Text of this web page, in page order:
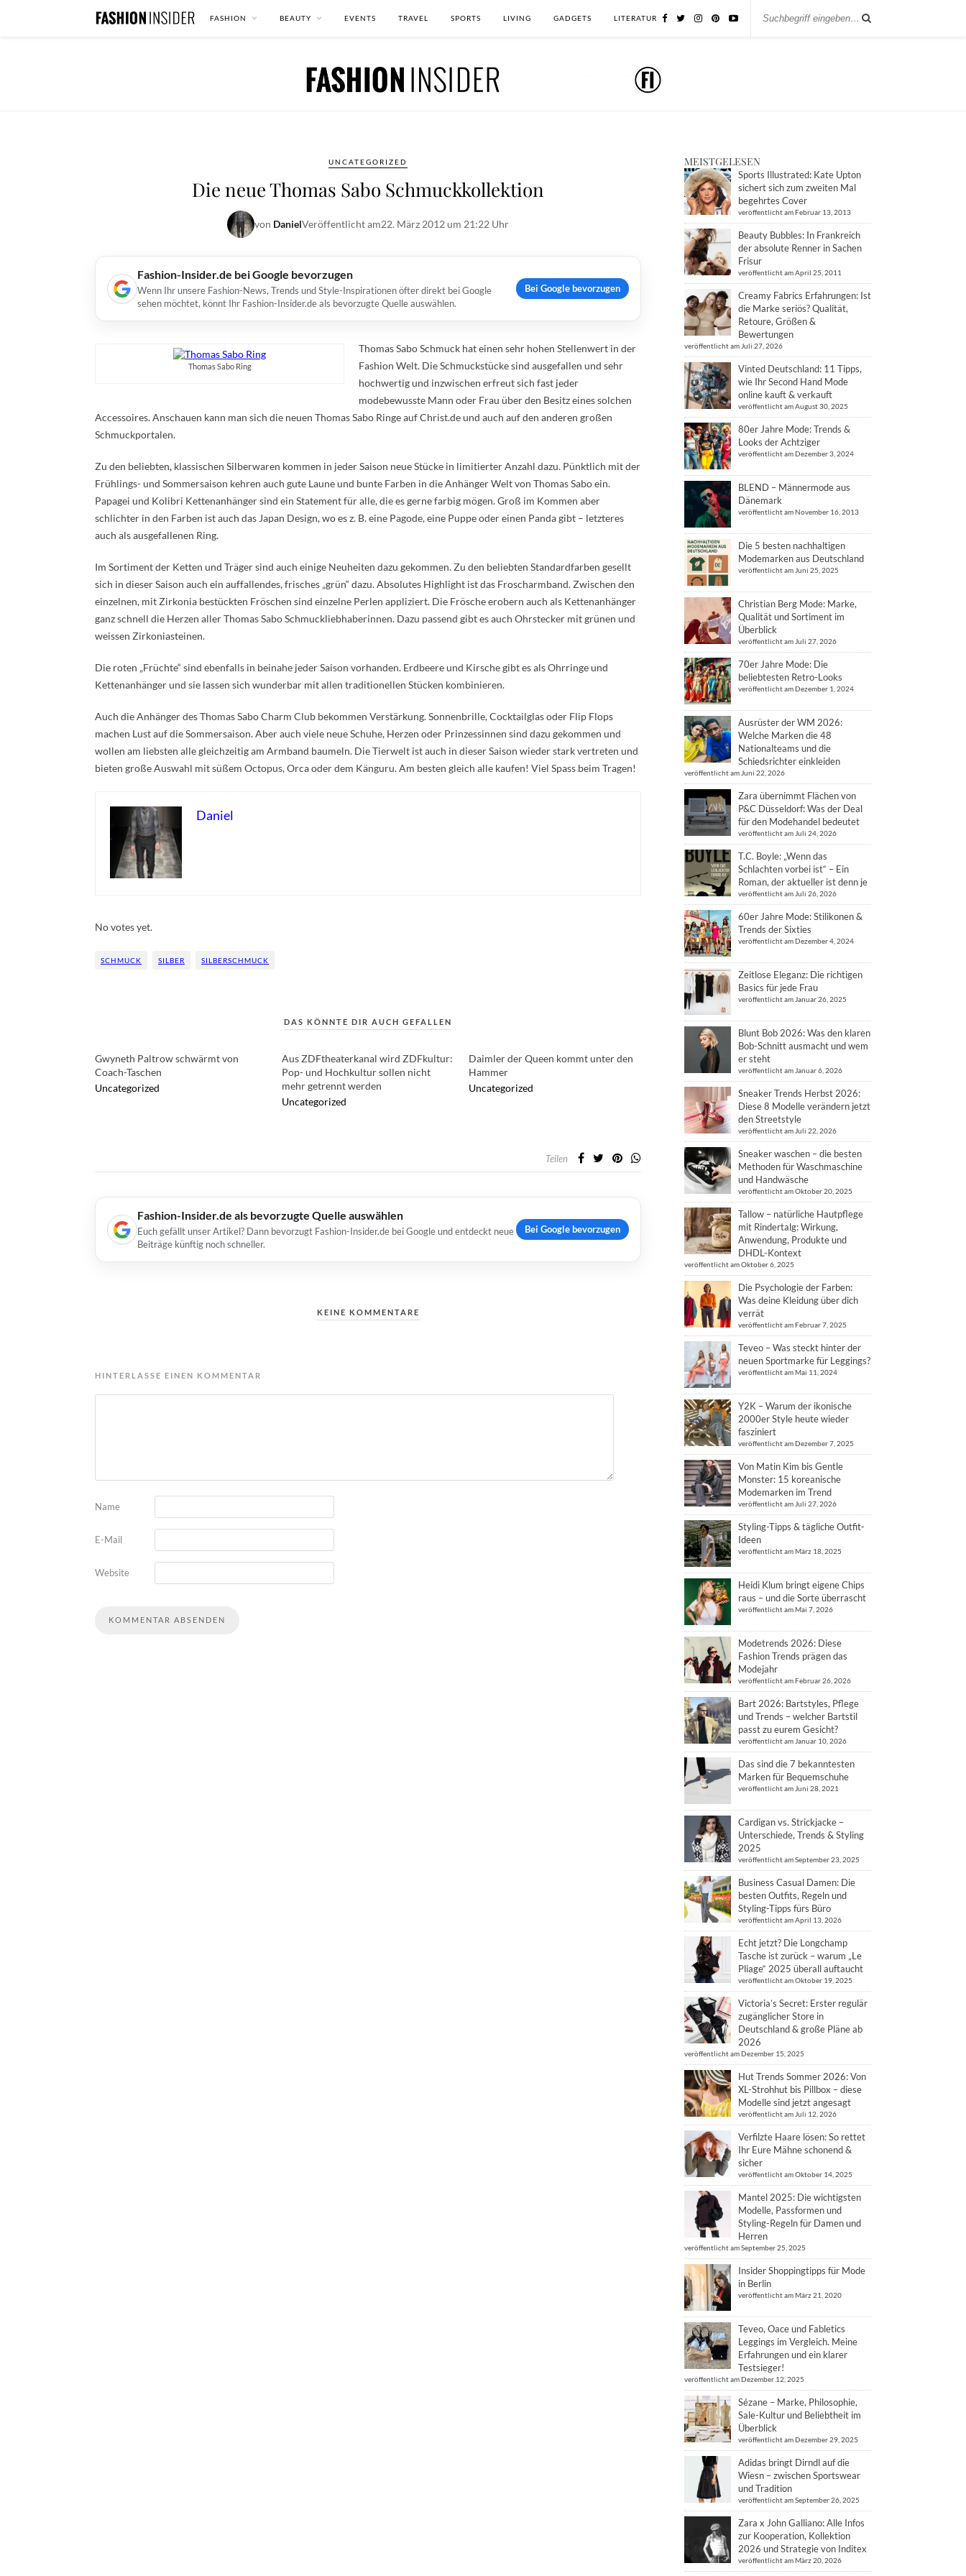
FASHION BEAUTY EVENTS TRAVEL SPORTS LIVING GADGETS LITERATUR
UNCATEGORIZED
Die neue Thomas Sabo Schmuckkollektion
von DanielVeröffentlicht am22. März 2012 um 21:22 Uhr
Fashion-Insider.de bei Google bevorzugen
Wenn Ihr unsere Fashion-News, Trends und Style-Inspirationen öfter direkt bei Google
sehen möchtet, könnt Ihr Fashion-Insider.de als bevorzugte Quelle auswählen.
Bei Google bevorzugen
Thomas Sabo Ring
Thomas Sabo Schmuck hat einen sehr hohen Stellenwert in der
Fashion Welt. Die Schmuckstücke sind ausgefallen und sehr
hochwertig und inzwischen erfreut sich fast jeder
modebewusste Mann oder Frau über den Besitz eines solchen
Accessoires. Anschauen kann man sich die neuen Thomas Sabo Ringe auf Christ.de und auch auf den anderen großen
Schmuckportalen.
Zu den beliebten, klassischen Silberwaren kommen in jeder Saison neue Stücke in limitierter Anzahl dazu. Pünktlich mit der
Frühlings- und Sommersaison kehren auch gute Laune und bunte Farben in die Anhänger Welt von Thomas Sabo ein.
Papagei und Kolibri Kettenanhänger sind ein Statement für alle, die es gerne farbig mögen. Groß im Kommen aber
schlichter in den Farben ist auch das Japan Design, wo es z. B. eine Pagode, eine Puppe oder einen Panda gibt – letzteres
auch als ausgefallenen Ring.
Im Sortiment der Ketten und Träger sind auch einige Neuheiten dazu gekommen. Zu den beliebten Standardfarben gesellt
sich in dieser Saison auch ein auffallendes, frisches „grün“ dazu. Absolutes Highlight ist das Froscharmband. Zwischen den
einzelnen, mit Zirkonia bestückten Fröschen sind einzelne Perlen appliziert. Die Frösche erobern auch als Kettenanhänger
ganz schnell die Herzen aller Thomas Sabo Schmuckliebhaberinnen. Dazu passend gibt es auch Ohrstecker mit grünen und
weissen Zirkoniasteinen.
Die roten „Früchte“ sind ebenfalls in beinahe jeder Saison vorhanden. Erdbeere und Kirsche gibt es als Ohrringe und
Kettenanhänger und sie lassen sich wunderbar mit allen traditionellen Stücken kombinieren.
Auch die Anhänger des Thomas Sabo Charm Club bekommen Verstärkung. Sonnenbrille, Cocktailglas oder Flip Flops
machen Lust auf die Sommersaison. Aber auch viele neue Schuhe, Herzen oder Prinzessinnen sind dazu gekommen und
wollen am liebsten alle gleichzeitig am Armband baumeln. Die Tierwelt ist auch in dieser Saison wieder stark vertreten und
bieten große Auswahl mit süßem Octopus, Orca oder dem Känguru. Am besten gleich alle kaufen! Viel Spass beim Tragen!
Daniel
No votes yet.
SCHMUCK SILBER SILBERSCHMUCK
DAS KÖNNTE DIR AUCH GEFALLEN
Gwyneth Paltrow schwärmt von
Coach-Taschen
Uncategorized
Aus ZDFtheaterkanal wird ZDFkultur:
Pop- und Hochkultur sollen nicht
mehr getrennt werden
Uncategorized
Daimler der Queen kommt unter den
Hammer
Uncategorized
Teilen
Fashion-Insider.de als bevorzugte Quelle auswählen
Euch gefällt unser Artikel? Dann bevorzugt Fashion-Insider.de bei Google und entdeckt neue
Beiträge künftig noch schneller.
Bei Google bevorzugen
KEINE KOMMENTARE
HINTERLASSE EINEN KOMMENTAR
Name
E-Mail
Website
MEISTGELESEN
Sports Illustrated: Kate Upton
sichert sich zum zweiten Mal
begehrtes Cover
veröffentlicht am Februar 13, 2013
Beauty Bubbles: In Frankreich
der absolute Renner in Sachen
Frisur
veröffentlicht am April 25, 2011
Creamy Fabrics Erfahrungen: Ist
die Marke seriös? Qualität,
Retoure, Größen &
Bewertungen
veröffentlicht am Juli 27, 2026
Vinted Deutschland: 11 Tipps,
wie Ihr Second Hand Mode
online kauft & verkauft
veröffentlicht am August 30, 2025
80er Jahre Mode: Trends &
Looks der Achtziger
veröffentlicht am Dezember 3, 2024
BLEND – Männermode aus
Dänemark
veröffentlicht am November 16, 2013
Die 5 besten nachhaltigen
Modemarken aus Deutschland
veröffentlicht am Juni 25, 2025
Christian Berg Mode: Marke,
Qualität und Sortiment im
Überblick
veröffentlicht am Juli 27, 2026
70er Jahre Mode: Die
beliebtesten Retro-Looks
veröffentlicht am Dezember 1, 2024
Ausrüster der WM 2026:
Welche Marken die 48
Nationalteams und die
Schiedsrichter einkleiden
veröffentlicht am Juni 22, 2026
Zara übernimmt Flächen von
P&C Düsseldorf: Was der Deal
für den Modehandel bedeutet
veröffentlicht am Juli 24, 2026
T.C. Boyle: „Wenn das
Schlachten vorbei ist“ – Ein
Roman, der aktueller ist denn je
veröffentlicht am Juli 26, 2026
60er Jahre Mode: Stilikonen &
Trends der Sixties
veröffentlicht am Dezember 4, 2024
Zeitlose Eleganz: Die richtigen
Basics für jede Frau
veröffentlicht am Januar 26, 2025
Blunt Bob 2026: Was den klaren
Bob-Schnitt ausmacht und wem
er steht
veröffentlicht am Januar 6, 2026
Sneaker Trends Herbst 2026:
Diese 8 Modelle verändern jetzt
den Streetstyle
veröffentlicht am Juli 22, 2026
Sneaker waschen – die besten
Methoden für Waschmaschine
und Handwäsche
veröffentlicht am Oktober 20, 2025
Tallow – natürliche Hautpflege
mit Rindertalg: Wirkung,
Anwendung, Produkte und
DHDL-Kontext
veröffentlicht am Oktober 6, 2025
Die Psychologie der Farben:
Was deine Kleidung über dich
verrät
veröffentlicht am Februar 7, 2025
Teveo – Was steckt hinter der
neuen Sportmarke für Leggings?
veröffentlicht am Mai 11, 2024
Y2K – Warum der ikonische
2000er Style heute wieder
fasziniert
veröffentlicht am Dezember 7, 2025
Von Matin Kim bis Gentle
Monster: 15 koreanische
Modemarken im Trend
veröffentlicht am Juli 27, 2026
Styling-Tipps & tägliche Outfit-
Ideen
veröffentlicht am März 18, 2025
Heidi Klum bringt eigene Chips
raus – und die Sorte überrascht
veröffentlicht am Mai 7, 2026
Modetrends 2026: Diese
Fashion Trends prägen das
Modejahr
veröffentlicht am Februar 26, 2026
Bart 2026: Bartstyles, Pflege
und Trends – welcher Bartstil
passt zu eurem Gesicht?
veröffentlicht am Januar 10, 2026
Das sind die 7 bekanntesten
Marken für Bequemschuhe
veröffentlicht am Juni 28, 2021
Cardigan vs. Strickjacke –
Unterschiede, Trends & Styling
2025
veröffentlicht am September 23, 2025
Business Casual Damen: Die
besten Outfits, Regeln und
Styling-Tipps fürs Büro
veröffentlicht am April 13, 2026
Echt jetzt? Die Longchamp
Tasche ist zurück – warum „Le
Pliage“ 2025 überall auftaucht
veröffentlicht am Oktober 19, 2025
Victoria’s Secret: Erster regulär
zugänglicher Store in
Deutschland & große Pläne ab
2026
veröffentlicht am Dezember 15, 2025
Hut Trends Sommer 2026: Von
XL-Strohhut bis Pillbox – diese
Modelle sind jetzt angesagt
veröffentlicht am Juli 12, 2026
Verfilzte Haare lösen: So rettet
Ihr Eure Mähne schonend &
sicher
veröffentlicht am Oktober 14, 2025
Mantel 2025: Die wichtigsten
Modelle, Passformen und
Styling-Regeln für Damen und
Herren
veröffentlicht am September 25, 2025
Insider Shoppingtipps für Mode
in Berlin
veröffentlicht am März 21, 2020
Teveo, Oace und Fabletics
Leggings im Vergleich. Meine
Erfahrungen und ein klarer
Testsieger!
veröffentlicht am Dezember 12, 2025
Sézane – Marke, Philosophie,
Sale-Kultur und Beliebtheit im
Überblick
veröffentlicht am Dezember 29, 2025
Adidas bringt Dirndl auf die
Wiesn – zwischen Sportswear
und Tradition
veröffentlicht am September 26, 2025
Zara x John Galliano: Alle Infos
zur Kooperation, Kollektion
2026 und Strategie von Inditex
veröffentlicht am März 20, 2026